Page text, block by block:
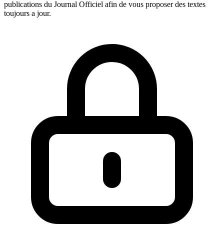
publications du Journal Officiel afin de vous proposer des textes
toujours a jour.